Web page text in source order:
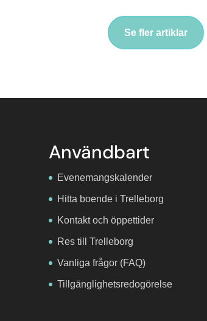
Se fler artiklar
Användbart
Evenemangskalender
Hitta boende i Trelleborg
Kontakt och öppettider
Res till Trelleborg
Vanliga frågor (FAQ)
Tillgänglighetsredogörelse